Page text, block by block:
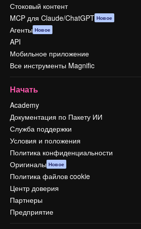
Стоковый контент
MCP для Claude/ChatGPT Новое
Агенты Новое
API
Мобильное приложение
Все инструменты Magnific
Начать
Academy
Документация по Пакету ИИ
Служба поддержки
Условия и положения
Политика конфиденциальности
Оригиналы Новое
Политика файлов cookie
Центр доверия
Партнеры
Предприятие